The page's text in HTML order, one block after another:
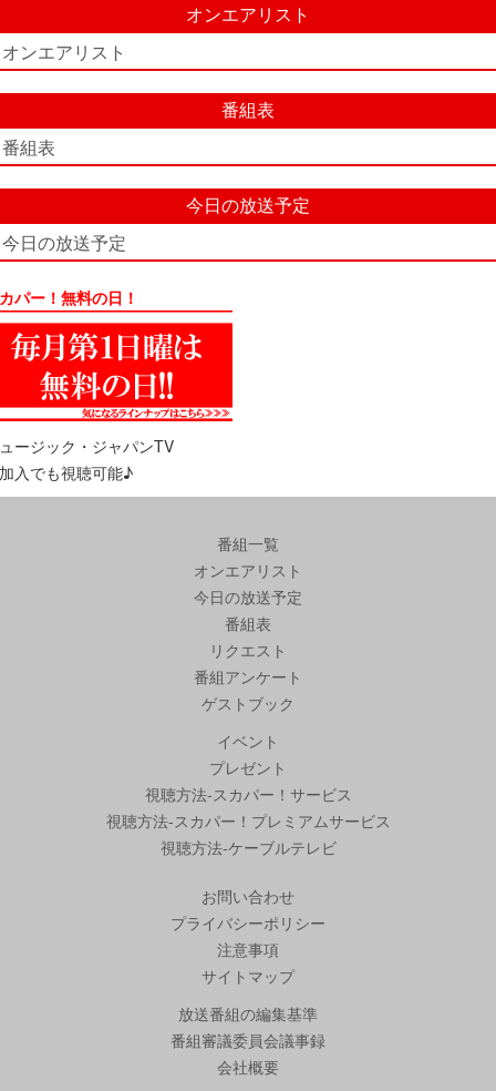
オンエアリスト
オンエアリスト
番組表
番組表
今日の放送予定
今日の放送予定
パー！無料の日！
ージック・ジャパンTV
入でも視聴可能♪
番組一覧
オンエアリスト
今日の放送予定
番組表
リクエスト
番組アンケート
ゲストブック
イベント
プレゼント
視聴方法-スカパー！サービス
視聴方法-スカパー！プレミアムサービス
視聴方法-ケーブルテレビ
お問い合わせ
プライバシーポリシー
注意事項
サイトマップ
放送番組の編集基準
番組審議委員会議事録
会社概要